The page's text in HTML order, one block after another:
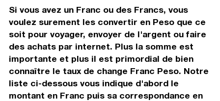
Si vous avez un Franc ou des Francs, vous
voulez surement les convertir en Peso que ce
soit pour voyager, envoyer de l'argent ou faire
des achats par internet. Plus la somme est
importante et plus il est primordial de bien
connaître le taux de change Franc Peso. Notre
liste ci-dessous vous indique d'abord le
montant en Franc puis sa correspondance en